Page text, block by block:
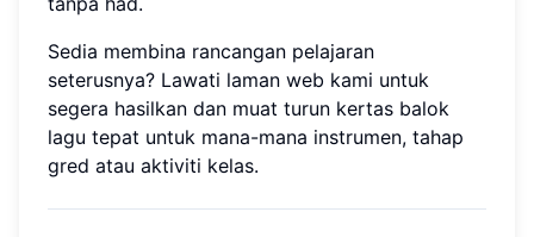
Sedia membina rancangan pelajaran
seterusnya? Lawati laman web kami untuk
segera hasilkan dan muat turun kertas balok
lagu tepat untuk mana-mana instrumen, tahap
gred atau aktiviti kelas.